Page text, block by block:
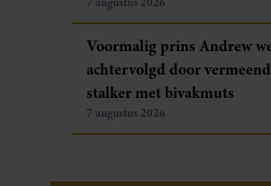
Voormalig prins Andrew
achtervolgd door
stalker met bivakmuts
7 augustus 2026